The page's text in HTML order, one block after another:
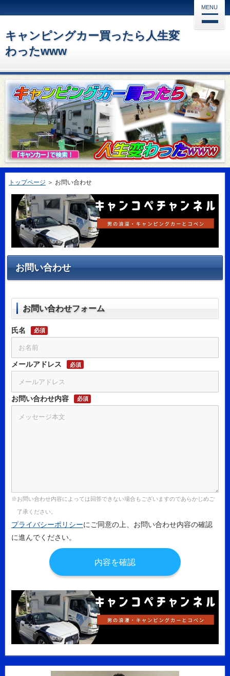
キャンピングカー買ったら人生変
わったwww
MENU
トップページ ＞ お問い合わせ
お問い合わせ
お問い合わせフォーム
氏名 必須
メールアドレス 必須
お問い合わせ内容 必須
お問い合わせ内容によっては回答できない場合もございますのであらかじめご
了承ください。
プライバシーポリシーにご同意の上、お問い合わせ内容の確認
に進んでください。